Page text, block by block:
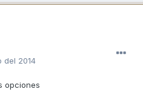
del 2014
opciones